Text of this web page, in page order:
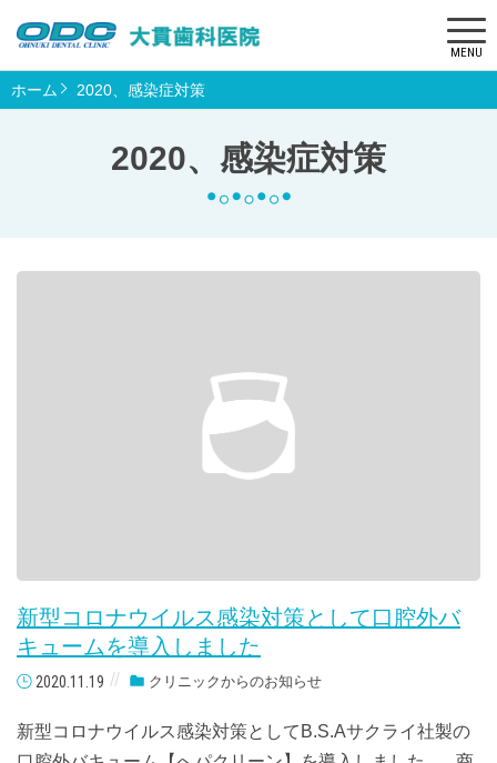
MENU
2020、感染症対策
ホーム 2020、感染症対策
新型コロナウイルス感染対策として口腔外バ
キュームを導入しました
2020.11.19 クリニックからのお知らせ
新型コロナウイルス感染対策としてB.S.Aサクライ社製の